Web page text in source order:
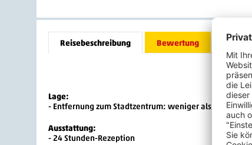
Reisebeschreibung Bewertung
Lage:
- Entfernung zum Stadtzentrum: weniger als 5 km
Ausstattung:
- 24 Stunden-Rezeption